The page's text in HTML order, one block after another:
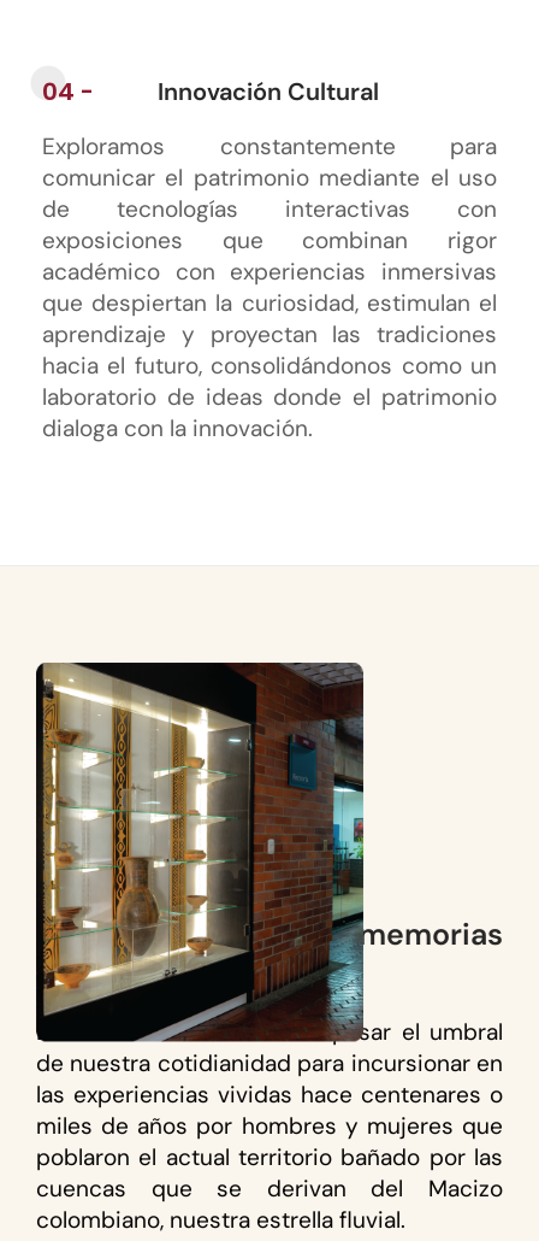
04 - Innovación Cultural
Exploramos constantemente para
comunicar el patrimonio mediante el uso
de tecnologías interactivas con
exposiciones que combinan rigor
académico con experiencias inmersivas
que despiertan la curiosidad, estimulan el
aprendizaje y proyectan las tradiciones
hacia el futuro, consolidándonos como un
laboratorio de ideas donde el patrimonio
dialoga con la innovación.
Tras las huellas de las memorias
del territorio
La muestra convoca a traspasar el umbral
de nuestra cotidianidad para incursionar en
las experiencias vividas hace centenares o
miles de años por hombres y mujeres que
poblaron el actual territorio bañado por las
cuencas que se derivan del Macizo
colombiano, nuestra estrella fluvial.